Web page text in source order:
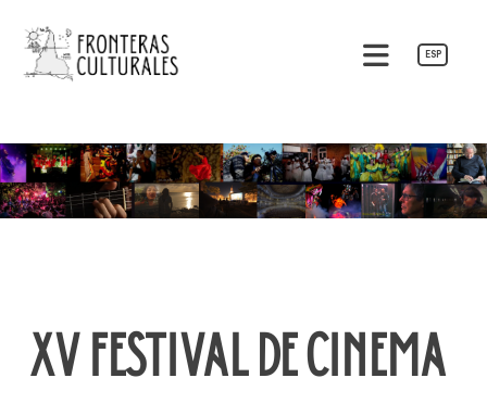
para
Fronteras Culturales
ESP
XV FESTIVAL DE CINEMA